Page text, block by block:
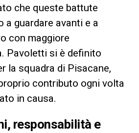
che queste battute
a guardare avanti e a
con maggiore
Pavoletti si è definito
la squadra di Pisacane,
contributo ogni volta
in causa.
responsabilità e